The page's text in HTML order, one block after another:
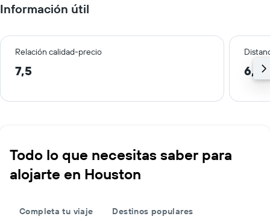
Información útil
Relación calidad-precio
7,5 6,9
Todo lo que necesitas saber para
alojarte en Houston
Completa tu viaje Destinos populares